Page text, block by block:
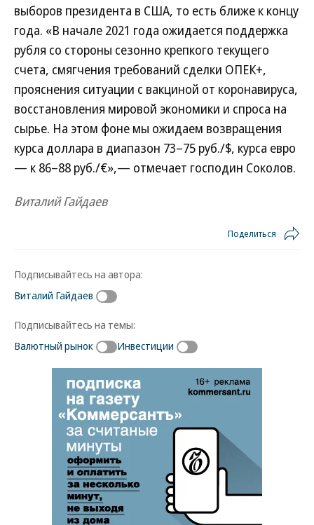
выборов президента в США, то есть ближе к концу
года. «В начале 2021 года ожидается поддержка
рубля со стороны сезонно крепкого текущего
счета, смягчения требований сделки ОПЕК+,
прояснения ситуации с вакциной от коронавируса,
восстановления мировой экономики и спроса на
сырье. На этом фоне мы ожидаем возвращения
курса доллара в диапазон 73–75 руб./$, курса евро
— к 86–88 руб./€»,— отмечает господин Соколов.
Виталий Гайдаев
Поделиться
Подписывайтесь на автора:
Виталий Гайдаев
Подписывайтесь на темы:
Валютный рынок
Инвестиции